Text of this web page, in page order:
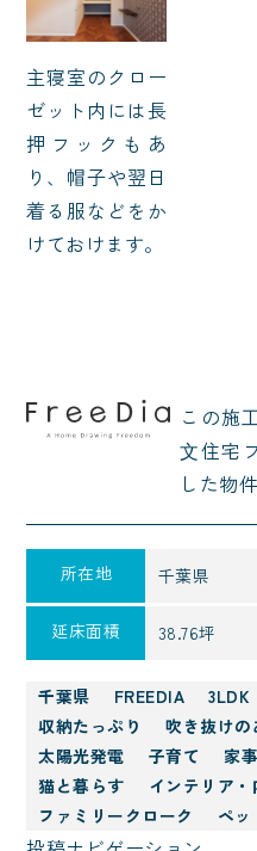
主寝室のクロー
ゼット内には長
押フックもあ
り、帽子や翌日
着る服などをか
けておけます。
この施
⽂住宅
した物
所在地 千葉県
延床面積 38.76坪
千葉県 FREEDIA 3LDK
収納たっぷり
吹き抜けの
太陽光発電
子育て 家
猫と暮らす
インテリア・
ファミリークローク
ペ